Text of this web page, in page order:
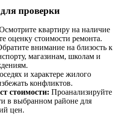
проверки
квартиру на наличие
оценку стоимости ремонта.
внимание на близость к
магазинам, школам и
и характере жилого
конфликтов.
стоимости: Проанализируйте
в выбранном районе для
цен.